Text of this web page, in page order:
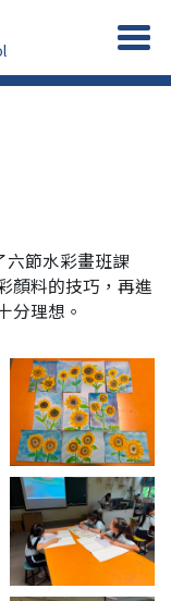
六節水彩畫班課
顏料的技巧，再進
分理想。